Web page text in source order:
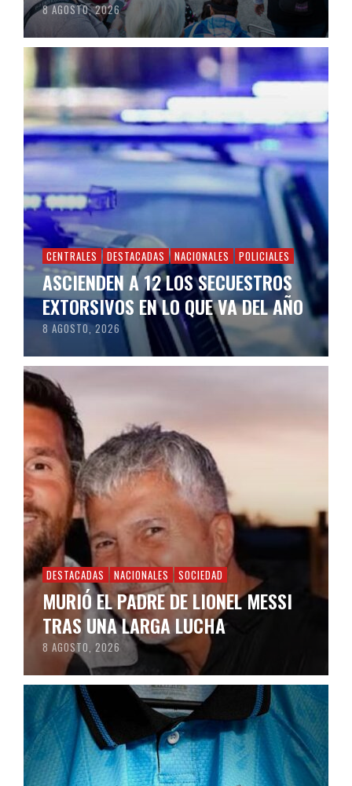
8 AGOSTO, 2026
CENTRALES DESTACADAS NACIONALES POLICIALES
ASCIENDEN A 12 LOS SECUESTROS
EXTORSIVOS EN LO QUE VA DEL AÑO
8 AGOSTO, 2026
DESTACADAS NACIONALES SOCIEDAD
MURIÓ EL PADRE DE LIONEL MESSI
TRAS UNA LARGA LUCHA
8 AGOSTO, 2026